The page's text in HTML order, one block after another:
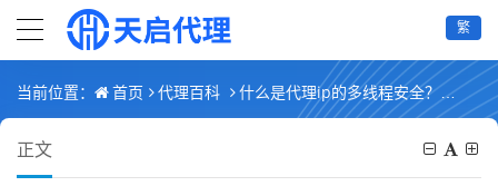
繁
当前位置： 首页 代理百科 什么是代理ip的多线程安全？并发环境下ip资源管理策略
正文